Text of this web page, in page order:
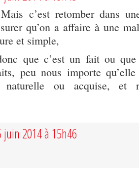
c’est retomber dans
qu’on a affaire à une
et simple,
que c’est un fait ou
peu nous importe qu’elle
naturelle ou acquise, et
juin 2014 à 15h46